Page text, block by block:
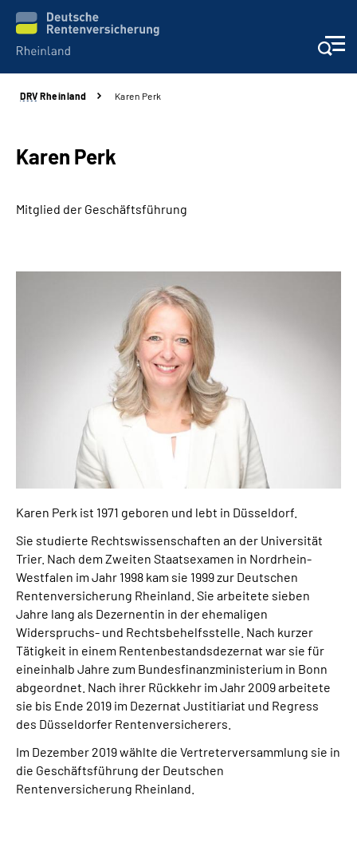
Aktuelles
Beratung und Kontakt
Inhalte in Gebärdensprache (DGS)
Leichte Sprache
Mein Kundenportal
DRV Rheinland Karen Perk
Karen Perk
Mitglied der Geschäftsführung
Karen Perk ist 1971 geboren und lebt in Düsseldorf.
Sie studierte Rechtswissenschaften an der Universität
Trier. Nach dem Zweiten Staatsexamen in Nordrhein-
Westfalen im Jahr 1998 kam sie 1999 zur Deutschen
Rentenversicherung Rheinland. Sie arbeitete sieben
Jahre lang als Dezernentin in der ehemaligen
Widerspruchs- und Rechtsbehelfsstelle. Nach kurzer
Tätigkeit in einem Rentenbestandsdezernat war sie für
eineinhalb Jahre zum Bundesfinanzministerium in Bonn
abgeordnet. Nach ihrer Rückkehr im Jahr 2009 arbeitete
sie bis Ende 2019 im Dezernat Justitiariat und Regress
des Düsseldorfer Rentenversicherers.
Im Dezember 2019 wählte die Vertreterversammlung sie in
die Geschäftsführung der Deutschen
Rentenversicherung Rheinland.